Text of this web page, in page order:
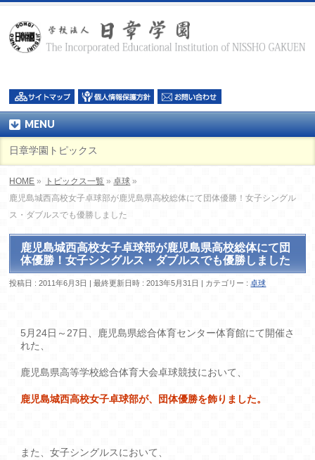
MENU
日章学園トピックス
HOME » トピックス一覧 »卓球 »
鹿児島城西高校女子卓球部が鹿児島県高校総体にて団体優勝！女子シングル
ス・ダブルスでも優勝しました
鹿児島城西高校女子卓球部が鹿児島県高校総体にて団
体優勝！女子シングルス・ダブルスでも優勝しました
投稿日 : 2011年6月3日 最終更新日時 : 2013年5月31日 カテゴリー :卓球
5月24日～27日、鹿児島県総合体育センター体育館にて開催さ
れた、
鹿児島県高等学校総合体育大会卓球競技において、
鹿児島城西高校女子卓球部が、団体優勝を飾りました。
また、女子シングルスにおいて、